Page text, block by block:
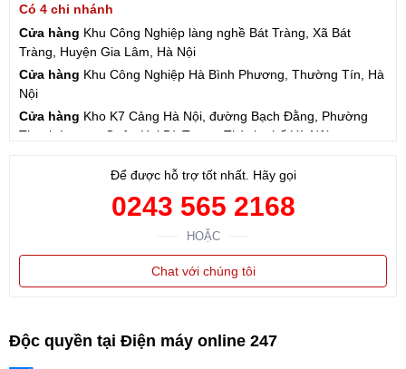
Có 4 chi nhánh
Cửa hàng Khu Công Nghiệp làng nghề Bát Tràng, Xã Bát
Tràng, Huyện Gia Lâm, Hà Nội
Cửa hàng Khu Công Nghiệp Hà Bình Phương, Thường Tín, Hà
Nội
Cửa hàng Kho K7 Cảng Hà Nội, đường Bạch Đằng, Phường
Thanh Lương, Quận Hai Bà Trưng, Thành phố Hà Nội
Để được hỗ trợ tốt nhất. Hãy gọi
0243 565 2168
HOẶC
Chat với chúng tôi
Độc quyền tại Điện máy online 247